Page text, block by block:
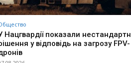
Нацгвардії показали
у відповідь на загрозу FPV-